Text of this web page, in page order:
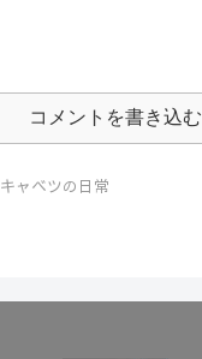
コメントを書き込む
キャベツの日常